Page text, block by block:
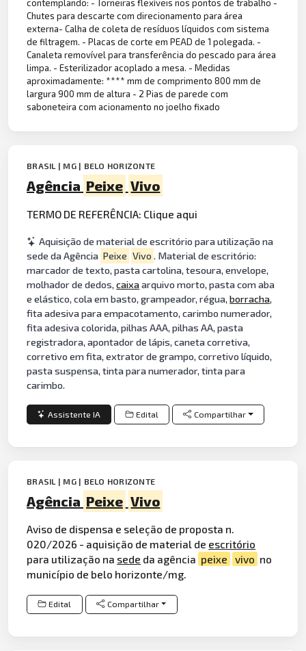
contemplando: - Torneiras flexíveis nos pontos de trabalho -
Chutes para descarte com direcionamento para área
externa- Calha de coleta de resíduos líquidos com sistema
de filtragem. - Placas de corte em PEAD de 1 polegada. -
Canaleta removível para transferência do pescado para área
limpa. - Esterilizador acoplado a mesa. - Medidas
aproximadamente: **** mm de comprimento 800 mm de
largura 900 mm de altura - 2 Pias de parede com
saboneteira com acionamento no joelho fixado
BRASIL | MG | BELO HORIZONTE
Agência Peixe Vivo
TERMO DE REFERÊNCIA: Clique aqui
Aquisição de material de escritório para utilização na
sede da Agência Peixe Vivo . Material de escritório:
marcador de texto, pasta cartolina, tesoura, envelope,
molhador de dedos,caixaarquivo morto, pasta com aba
e elástico, cola em basto, grampeador, régua,borracha,
fita adesiva para empacotamento, carimbo numerador,
fita adesiva colorida, pilhas AAA, pilhas AA, pasta
registradora, apontador de lápis, caneta corretiva,
corretivo em fita, extrator de grampo, corretivo líquido,
pasta suspensa, tinta para numerador, tinta para
carimbo.
Assistente IA Edital Compartilhar
BRASIL | MG | BELO HORIZONTE
Agência Peixe Vivo
Aviso de dispensa e seleção de proposta n.
020/2026 - aquisição de material de escritório
para utilização na sede da agência peixe vivo no
município de belo horizonte/mg.
Edital Compartilhar